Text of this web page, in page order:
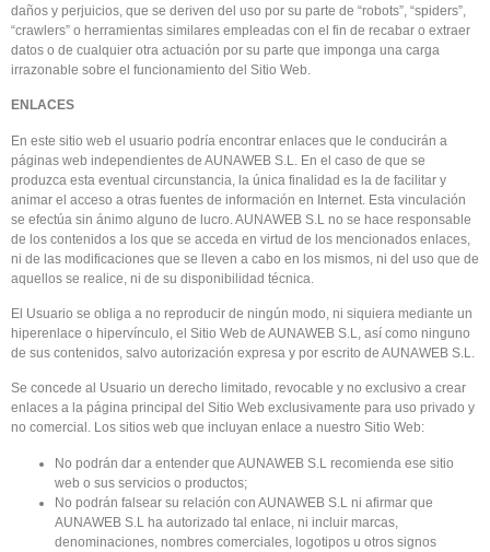
daños y perjuicios, que se deriven del uso por su parte de “robots”, “spiders”,
“crawlers” o herramientas similares empleadas con el fin de recabar o extraer
datos o de cualquier otra actuación por su parte que imponga una carga
irrazonable sobre el funcionamiento del Sitio Web.
ENLACES
En este sitio web el usuario podría encontrar enlaces que le conducirán a
páginas web independientes de AUNAWEB S.L. En el caso de que se
produzca esta eventual circunstancia, la única finalidad es la de facilitar y
animar el acceso a otras fuentes de información en Internet. Esta vinculación
se efectúa sin ánimo alguno de lucro. AUNAWEB S.L no se hace responsable
de los contenidos a los que se acceda en virtud de los mencionados enlaces,
ni de las modificaciones que se lleven a cabo en los mismos, ni del uso que de
aquellos se realice, ni de su disponibilidad técnica.
El Usuario se obliga a no reproducir de ningún modo, ni siquiera mediante un
hiperenlace o hipervínculo, el Sitio Web de AUNAWEB S.L, así como ninguno
de sus contenidos, salvo autorización expresa y por escrito de AUNAWEB S.L.
Se concede al Usuario un derecho limitado, revocable y no exclusivo a crear
enlaces a la página principal del Sitio Web exclusivamente para uso privado y
no comercial. Los sitios web que incluyan enlace a nuestro Sitio Web:
No podrán dar a entender que AUNAWEB S.L recomienda ese sitio
web o sus servicios o productos;
No podrán falsear su relación con AUNAWEB S.L ni afirmar que
AUNAWEB S.L ha autorizado tal enlace, ni incluir marcas,
denominaciones, nombres comerciales, logotipos u otros signos